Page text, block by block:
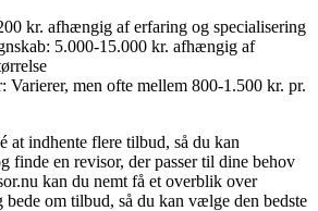
kr. afhængig af erfaring og specialisering
5.000-15.000 kr. afhængig af
Varierer, men ofte mellem 800-1.500 kr. pr.
at indhente flere tilbud, så du kan
finde en revisor, der passer til dine behov
kan du nemt få et overblik over
om tilbud, så du kan vælge den bedste